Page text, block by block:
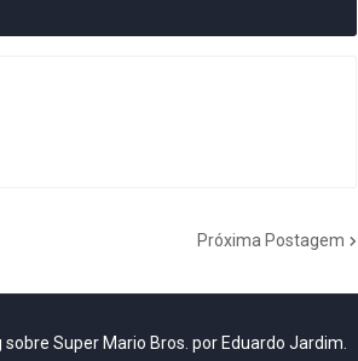
Próxima Postagem
sobre Super Mario Bros. por Eduardo Jardim.